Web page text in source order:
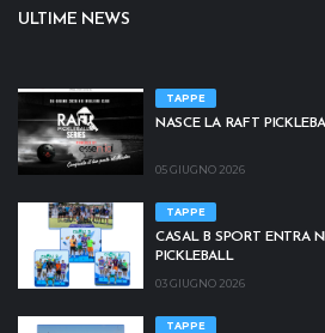
ULTIME NEWS
TAPPE
NASCE LA RAFT
05 GIUGNO 2026
TAPPE
CASAL B SPORT ENTRA
PICKLEBALL
03 GIUGNO 2026
TAPPE